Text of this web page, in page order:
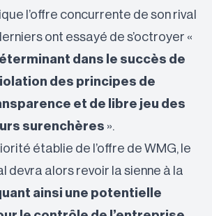
l’offre concurrente de son rival
ont essayé de s’octroyer «
dans le succès de
des principes de
et de libre jeu des
surenchères ».
établie de l’offre de WMG, le
devra alors revoir la sienne à la
ainsi une potentielle